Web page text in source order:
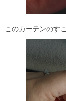
このカーテンのす